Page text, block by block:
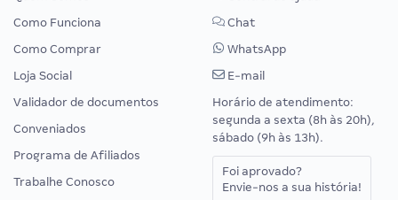
Como Funciona
Como Comprar
Loja Social
Validador de documentos
Conveniados
Programa de Afiliados
Trabalhe Conosco
Chat
WhatsApp
E-mail
Horário de atendimento:
segunda a sexta (8h às 20h),
sábado (9h às 13h).
Foi aprovado?
Envie-nos a sua história!